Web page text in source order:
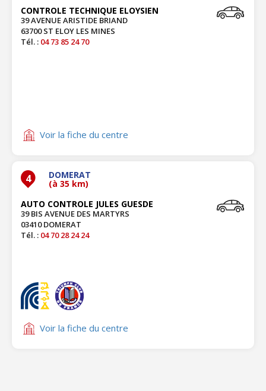
CONTROLE TECHNIQUE ELOYSIEN
39 AVENUE ARISTIDE BRIAND
63700 ST ELOY LES MINES
Tél. : 04 73 85 24 70
Voir la fiche du centre
4 DOMERAT
(à 35 km)
AUTO CONTROLE JULES GUESDE
39 BIS AVENUE DES MARTYRS
03410 DOMERAT
Tél. : 04 70 28 24 24
Voir la fiche du centre